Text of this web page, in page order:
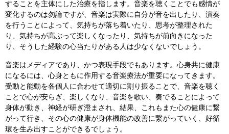
することを主体にした治療を指します。音楽を聴くことでも感情が
変化するのは勿論ですが、音楽は実際に自分が音を出したり、演奏
を行うことによって、気持ちが落ち着いたり、思考が整理された
り、気持ちが高ぶって楽しくなったり、気持ちが前向きになった
り、そうした経験の心当たりがある人は少なくないでしょう。
音楽はメディアであり、かつ表現手段でもあります。心身共に健康
になるには、心身ともに作用する音楽療法が重要になってきます。
受動と能動を各個人に合わせて適切に割り振ることで、音楽を聴く
ことで心が安らぎ、楽しくなり、音楽を歌い、奏でることによって
身体が動き、神経が研ぎ澄まされ、結果、これもまた心の健康に繋
がって行き、その心の健康が身体機能の改善に繋がっていく、好循
環を生み出すことができるでしょう。